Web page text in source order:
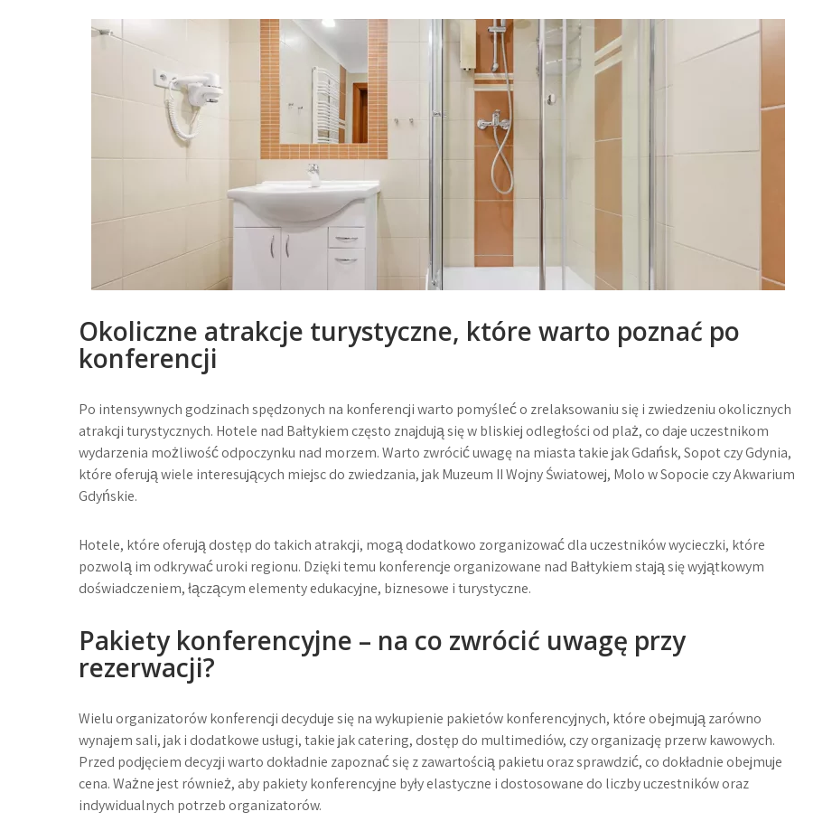
Okoliczne atrakcje turystyczne, które warto poznać po
konferencji
Po intensywnych godzinach spędzonych na konferencji warto pomyśleć o zrelaksowaniu się i zwiedzeniu okolicznych
atrakcji turystycznych. Hotele nad Bałtykiem często znajdują się w bliskiej odległości od plaż, co daje uczestnikom
wydarzenia możliwość odpoczynku nad morzem. Warto zwrócić uwagę na miasta takie jak Gdańsk, Sopot czy Gdynia,
które oferują wiele interesujących miejsc do zwiedzania, jak Muzeum II Wojny Światowej, Molo w Sopocie czy Akwarium
Gdyńskie.
Hotele, które oferują dostęp do takich atrakcji, mogą dodatkowo zorganizować dla uczestników wycieczki, które
pozwolą im odkrywać uroki regionu. Dzięki temu konferencje organizowane nad Bałtykiem stają się wyjątkowym
doświadczeniem, łączącym elementy edukacyjne, biznesowe i turystyczne.
Pakiety konferencyjne – na co zwrócić uwagę przy
rezerwacji?
Wielu organizatorów konferencji decyduje się na wykupienie pakietów konferencyjnych, które obejmują zarówno
wynajem sali, jak i dodatkowe usługi, takie jak catering, dostęp do multimediów, czy organizację przerw kawowych.
Przed podjęciem decyzji warto dokładnie zapoznać się z zawartością pakietu oraz sprawdzić, co dokładnie obejmuje
cena. Ważne jest również, aby pakiety konferencyjne były elastyczne i dostosowane do liczby uczestników oraz
indywidualnych potrzeb organizatorów.